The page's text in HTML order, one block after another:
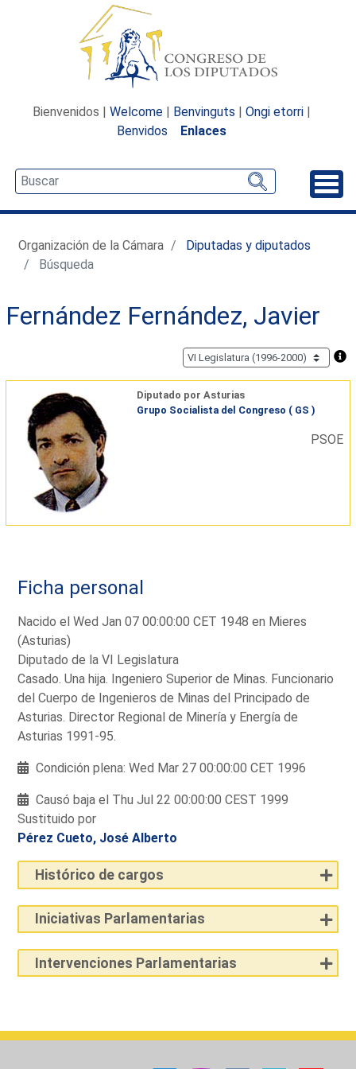
Bienvenidos | Welcome | Benvinguts | Ongi etorri |
Benvidos
Enlaces
Organización de la Cámara
Diputadas y diputados
Búsqueda
Fernández Fernández, Javier
Diputado por Asturias
Grupo Socialista del Congreso ( GS )
PSOE
Ficha personal
Nacido el Wed Jan 07 00:00:00 CET 1948 en Mieres
(Asturias)
Diputado de la VI Legislatura
Casado. Una hija. Ingeniero Superior de Minas. Funcionario
del Cuerpo de Ingenieros de Minas del Principado de
Asturias. Director Regional de Minería y Energía de
Asturias 1991-95.
Condición plena: Wed Mar 27 00:00:00 CET 1996
Causó baja el Thu Jul 22 00:00:00 CEST 1999
Sustituido por
Pérez Cueto, José Alberto
Histórico de cargos
Iniciativas Parlamentarias
Intervenciones Parlamentarias